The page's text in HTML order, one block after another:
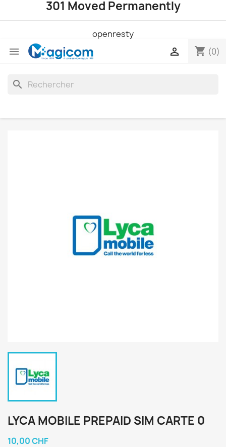
301 Moved Permanently
openresty
 shopping_cart (0)

search
LYCA MOBILE PREPAID SIM CARTE 0
10,00 CHF